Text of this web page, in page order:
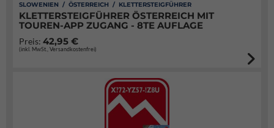
SLOWENIEN / ÖSTERREICH / KLETTERSTEIGFÜHRER
KLETTERSTEIGFÜHRER ÖSTERREICH MIT
TOUREN-APP ZUGANG - 8TE AUFLAGE
Preis: 42,95 €
(inkl. MwSt., Versandkostenfrei)